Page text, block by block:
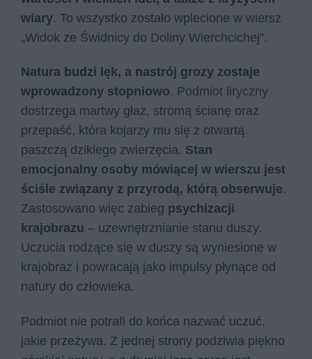
wiary. To wszystko zostało wplecione w wiersz
„Widok ze Świdnicy do Doliny Wierchcichej”.
Natura budzi lęk, a nastrój grozy zostaje
wprowadzony stopniowo. Podmiot liryczny
dostrzega martwy głaz, stromą ścianę oraz
przepaść, która kojarzy mu się z otwartą
paszczą dzikiego zwierzęcia. Stan
emocjonalny osoby mówiącej w wierszu jest
ściśle związany z przyrodą, którą obserwuje.
Zastosowano więc zabieg psychizacji
krajobrazu – uzewnętrznianie stanu duszy.
Uczucia rodzące się w duszy są wyniesione w
krajobraz i powracają jako impulsy płynące od
natury do człowieka.
Podmiot nie potrafi do końca nazwać uczuć,
jakie przeżywa. Z jednej strony podziwia piękno